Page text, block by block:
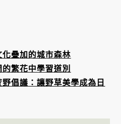
疊加的城市森林
繁花中學習道別
倡議：讓野草美學成為日